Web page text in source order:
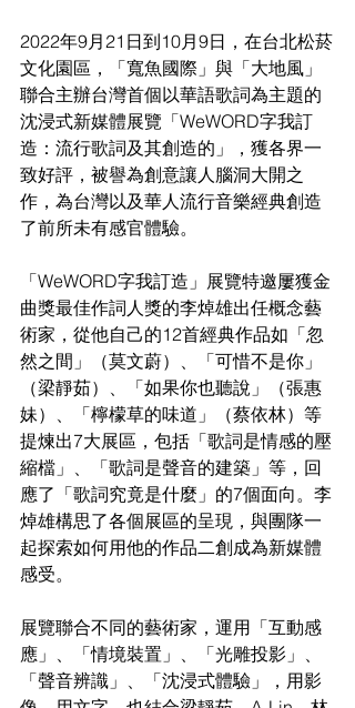
2022年9月21日到10月9日，在台北松菸
文化園區，「寬魚國際」與「大地風」
聯合主辦台灣首個以華語歌詞為主題的
沈浸式新媒體展覽「WeWORD字我訂
造：流行歌詞及其創造的」，獲各界一
致好評，被譽為創意讓人腦洞大開之
作，為台灣以及華人流行音樂經典創造
了前所未有感官體驗。
「WeWORD字我訂造」展覽特邀屢獲金
曲獎最佳作詞人獎的李焯雄出任概念藝
術家，從他自己的12首經典作品如「忽
然之間」（莫文蔚）、「可惜不是你」
（梁靜茹）、「如果你也聽說」（張惠
妹）、「檸檬草的味道」（蔡依林）等
提煉出7大展區，包括「歌詞是情感的壓
縮檔」、「歌詞是聲音的建築」等，回
應了「歌詞究竟是什麼」的7個面向。李
焯雄構思了各個展區的呈現，與團隊一
起探索如何用他的作品二創成為新媒體
感受。
展覽聯合不同的藝術家，運用「互動感
應」、「情境裝置」、「光雕投影」、
「聲音辨識」、「沈浸式體驗」，用影